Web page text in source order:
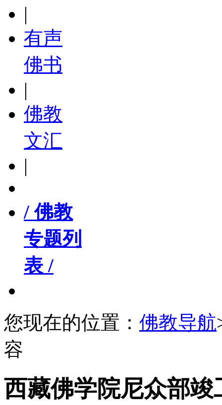
|
有声
佛书
|
佛教
文汇
|
/ 佛教
专题列
表 /
您现在的位置： 佛教导航
容
西藏佛学院尼众部